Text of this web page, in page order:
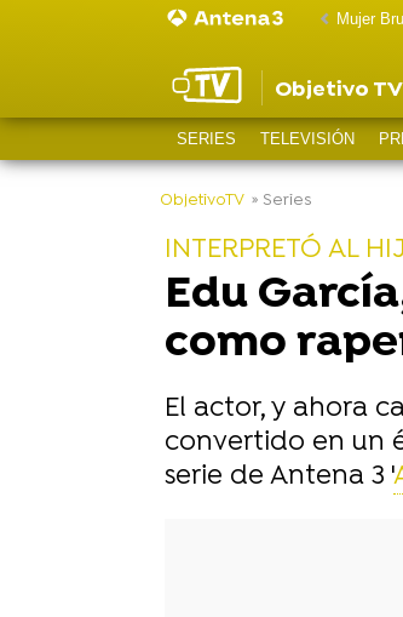
Mujer
Objetivo TV
SERIES TELEVISIÓN
-
ObjetivoTV » Series
INTERPRETÓ AL
Edu
como
El actor, y ahora
convertido en un
serie de Antena 3 '